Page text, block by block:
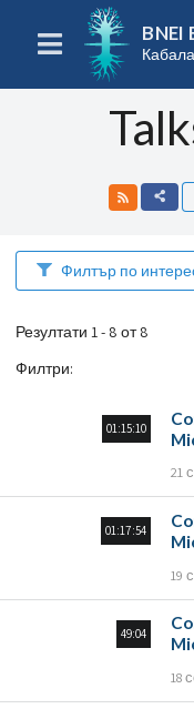
BNEI
Филтър по
Резултати 1 - 8 от 8
Филтри:
01:15:10
21
01:17:54
a
19
49:04
18